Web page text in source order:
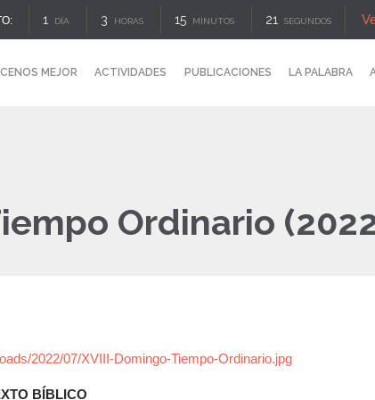
1 DÍA 3 HORAS 15 MINUTOS 20 SEGUNDOS
MEJOR ACTIVIDADES PUBLICACIONES LA PALABRA
Ordinario
2022/07/XVIII-Domingo-Tiempo-Ordinario.jpg
BÍBLICO